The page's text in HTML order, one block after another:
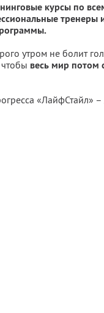
курсы по
утром не болит
чтобы весь мир потом
«ЛайфСтайл»